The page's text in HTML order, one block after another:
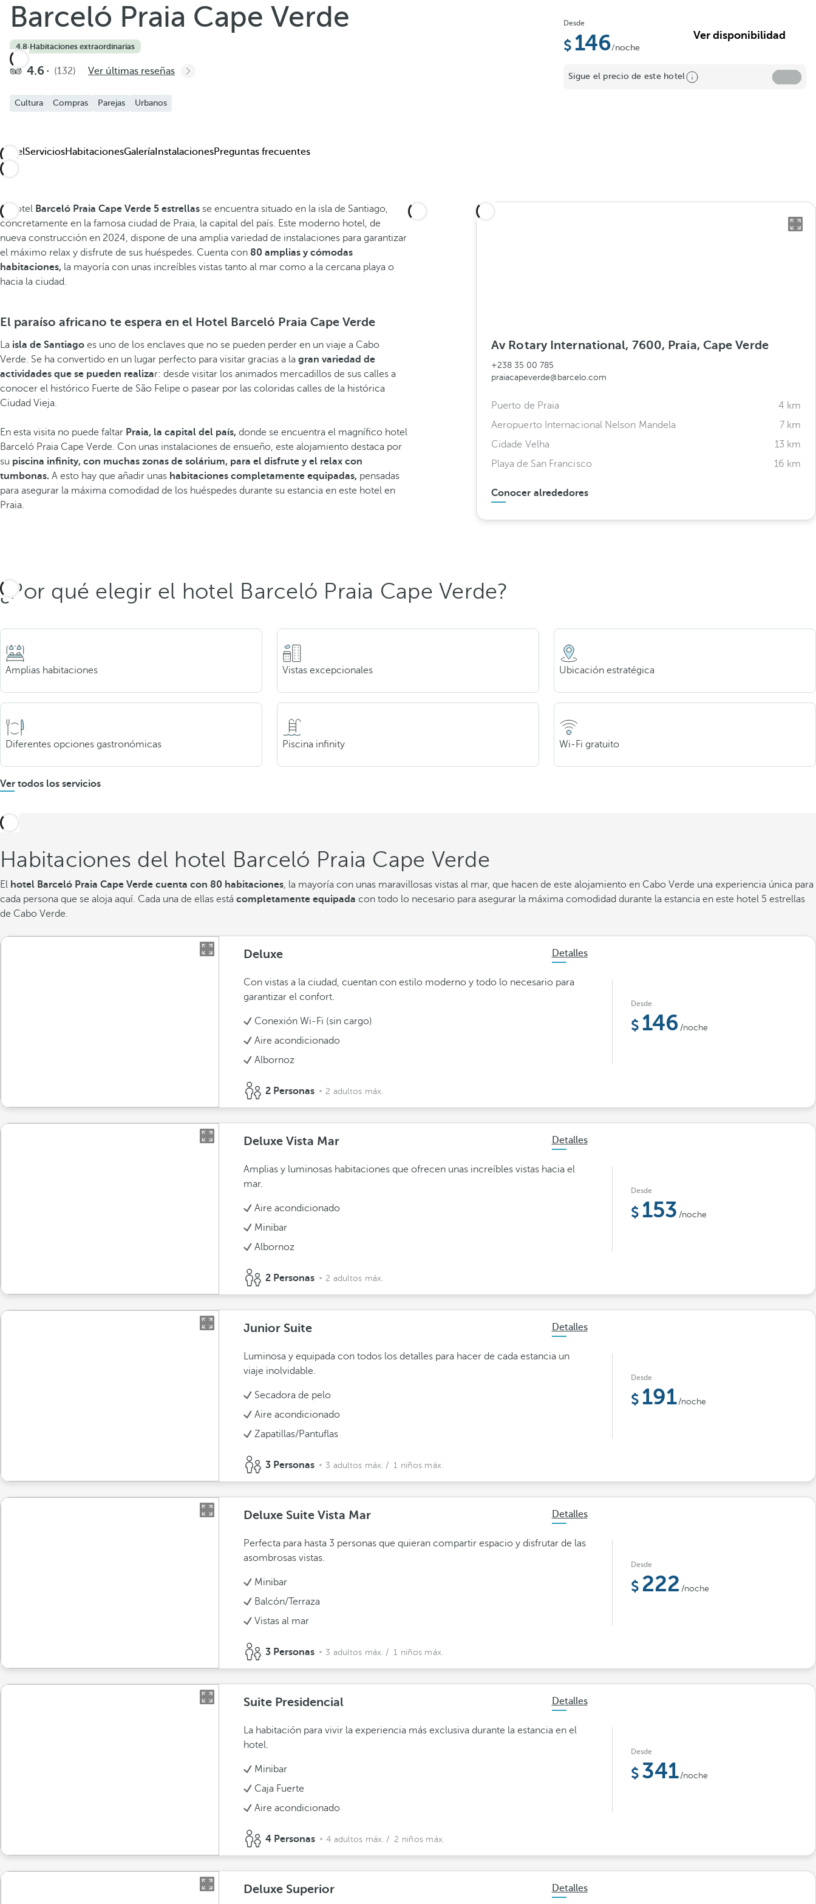
Desde
146/noche
Ver disponibilidad
Sigue el precio de este hotel
Barceló Praia Cape Verde
4.8·Habitaciones extraordinarias
4.6 (132) Ver últimas reseñas
Cultura Compras Parejas Urbanos
HotelServiciosHabitacionesGalería InstalacionesPreguntas frecuentes
El hotel Barceló Praia Cape Verde 5 estrellas se encuentra situado en la isla de Santiago,
concretamente en la famosa ciudad de Praia, la capital del país. Este moderno hotel, de
nueva construcción en 2024, dispone de una amplia variedad de instalaciones para garantizar
el máximo relax y disfrute de sus huéspedes. Cuenta con 80 amplias y cómodas
habitaciones, la mayoría con unas increíbles vistas tanto al mar como a la cercana playa o
hacia la ciudad.
El paraíso africano te espera en el Hotel Barceló Praia Cape Verde
La isla de Santiago es uno de los enclaves que no se pueden perder en un viaje a Cabo
Verde. Se ha convertido en un lugar perfecto para visitar gracias a la gran variedad de
actividades que se pueden realizar: desde visitar los animados mercadillos de sus calles a
conocer el histórico Fuerte de São Felipe o pasear por las coloridas calles de la histórica
Ciudad Vieja.
En esta visita no puede faltar Praia, la capital del país, donde se encuentra el magnífico hotel
Barceló Praia Cape Verde. Con unas instalaciones de ensueño, este alojamiento destaca por
su piscina infinity, con muchas zonas de solárium, para el disfrute y el relax con
tumbonas. A esto hay que añadir unas habitaciones completamente equipadas, pensadas
para asegurar la máxima comodidad de los huéspedes durante su estancia en este hotel en
Praia.
Av Rotary International, 7600, Praia, Cape Verde
+238 35 00 785
praiacapeverde@barcelo.com
Puerto de Praia
4 km
Aeropuerto Internacional Nelson Mandela
7 km
Cidade Velha
13 km
Playa de San Francisco
16 km
Conocer alrededores
¿Por qué elegir el hotel Barceló Praia Cape Verde?
Amplias habitaciones Vistas excepcionales Ubicación estratégica
Diferentes opciones gastronómicas Piscina infinity Wi-Fi gratuito
Ver todos los servicios
Habitaciones del hotel Barceló Praia Cape Verde
El hotel Barceló Praia Cape Verde cuenta con 80 habitaciones, la mayoría con unas maravillosas vistas al mar, que hacen de este alojamiento en Cabo Verde una experiencia única para
cada persona que se aloja aquí. Cada una de ellas está completamente equipada con todo lo necesario para asegurar la máxima comodidad durante la estancia en este hotel 5 estrellas
de Cabo Verde.
Deluxe Detalles
Con vistas a la ciudad, cuentan con estilo moderno y todo lo necesario para
garantizar el confort.
Conexión Wi-Fi (sin cargo)
Aire acondicionado
Albornoz
2 Personas 2 adultos máx.
Desde
146 /noche
Deluxe Vista Mar Detalles
Amplias y luminosas habitaciones que ofrecen unas increíbles vistas hacia el
mar.
Aire acondicionado
Minibar
Albornoz
2 Personas 2 adultos máx.
Desde
153 /noche
Junior Suite Detalles
Luminosa y equipada con todos los detalles para hacer de cada estancia un
viaje inolvidable.
Secadora de pelo
Aire acondicionado
Zapatillas/Pantuflas
3 Personas 3 adultos máx. / 1 niños máx.
Desde
191 /noche
Deluxe Suite Vista Mar Detalles
Perfecta para hasta 3 personas que quieran compartir espacio y disfrutar de las
asombrosas vistas.
Minibar
Balcón/Terraza
Vistas al mar
3 Personas 3 adultos máx. / 1 niños máx.
Desde
222 /noche
Suite Presidencial Detalles
La habitación para vivir la experiencia más exclusiva durante la estancia en el
hotel.
Minibar
Caja Fuerte
Aire acondicionado
4 Personas 4 adultos máx. / 2 niños máx.
Desde
341 /noche
Deluxe Superior Detalles